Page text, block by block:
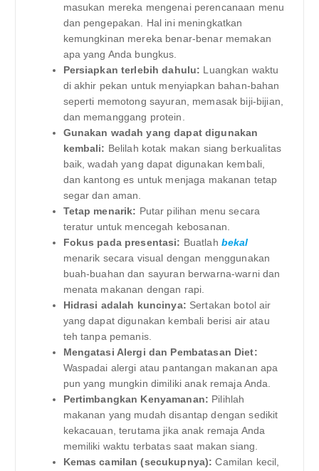
masukan mereka mengenai perencanaan menu
dan pengepakan. Hal ini meningkatkan
kemungkinan mereka benar-benar memakan
apa yang Anda bungkus.
Persiapkan terlebih dahulu: Luangkan waktu
di akhir pekan untuk menyiapkan bahan-bahan
seperti memotong sayuran, memasak biji-bijian,
dan memanggang protein.
Gunakan wadah yang dapat digunakan
kembali: Belilah kotak makan siang berkualitas
baik, wadah yang dapat digunakan kembali,
dan kantong es untuk menjaga makanan tetap
segar dan aman.
Tetap menarik: Putar pilihan menu secara
teratur untuk mencegah kebosanan.
Fokus pada presentasi: Buatlah bekal
menarik secara visual dengan menggunakan
buah-buahan dan sayuran berwarna-warni dan
menata makanan dengan rapi.
Hidrasi adalah kuncinya: Sertakan botol air
yang dapat digunakan kembali berisi air atau
teh tanpa pemanis.
Mengatasi Alergi dan Pembatasan Diet:
Waspadai alergi atau pantangan makanan apa
pun yang mungkin dimiliki anak remaja Anda.
Pertimbangkan Kenyamanan: Pilihlah
makanan yang mudah disantap dengan sedikit
kekacauan, terutama jika anak remaja Anda
memiliki waktu terbatas saat makan siang.
Kemas camilan (secukupnya): Camilan kecil,